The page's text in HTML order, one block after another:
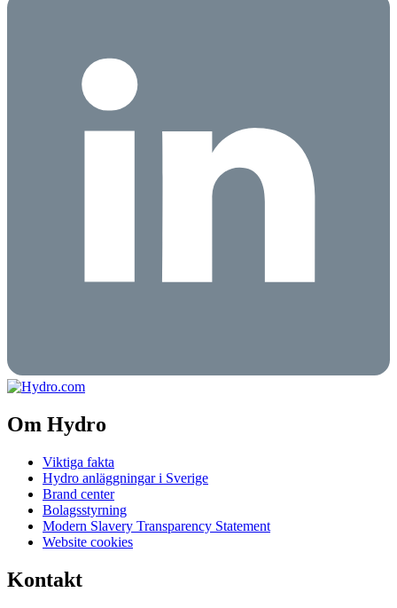
Om Hydro
Viktiga fakta
Hydro anläggningar i Sverige
Brand center
Bolagsstyrning
Modern Slavery Transparency Statement
Website cookies
Kontakt